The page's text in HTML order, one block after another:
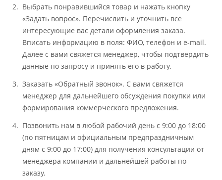
Выбрать понравившийся товар и нажать кнопку
«Задать вопрос». Перечислить и уточнить все
интересующие вас детали оформления заказа.
Вписать информацию в поля: ФИО, телефон и e-mail.
Далее с вами свяжется менеджер, чтобы подтвердить
данные по запросу и принять его в работу.
Заказать «Обратный звонок». С вами свяжется
менеджер для дальнейшего обсуждения покупки или
формирования коммерческого предложения.
Позвонить нам в любой рабочий день с 9:00 до 18:00
(по пятницам и официальным предпраздничным
дням с 9:00 до 17:00) для получения консультации от
менеджера компании и дальнейшей работы по
заказу.